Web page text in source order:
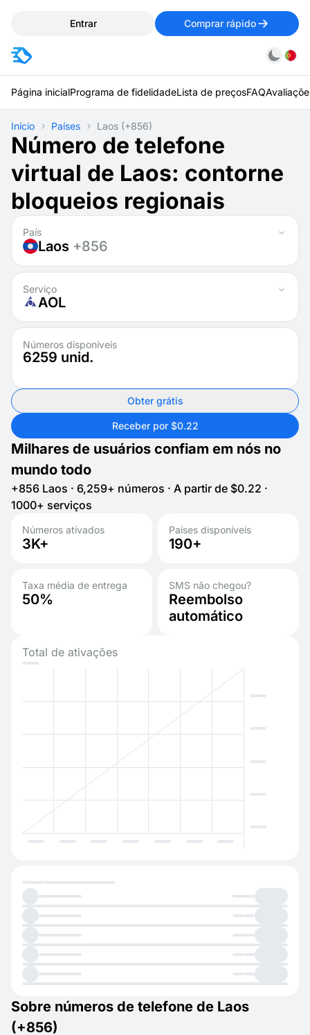
Entrar Comprar rápido
Página inicialPrograma de fidelidadeLista de preçosFAQ
Início Países Laos (+856)
Número de telefone
virtual de Laos: contorne
bloqueios regionais
País
Laos +856
Serviço
AOL
Números disponíveis
6259 unid.
Obter grátis
Receber por $0.22
Milhares de usuários confiam em nós no
mundo todo
+856 Laos · 6,259+ números · A partir de $0.22 ·
1000+ serviços
Números ativados
3K+
Países disponíveis
190+
Taxa média de entrega
50%
SMS não chegou?
Reembolso
automático
Total de ativações
Sobre números de telefone de Laos
(+856)